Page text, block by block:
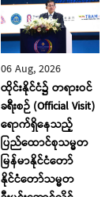
06 Aug, 2026
ထိုင်းနိုင်ငံ၌ တရားဝင်
ခရီးစဉ် (Official Visit)
ရောက်ရှိနေသည့်
ပြည်ထောင်စုသမ္မတ
မြန်မာနိုင်ငံတော်
နိုင်ငံတော်သမ္မတ